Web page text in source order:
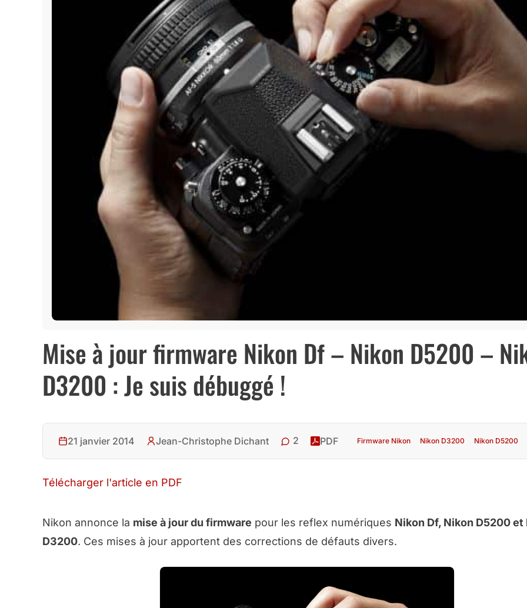
Mise à jour firmware Nikon Df – Nikon D5200 –
D3200 : Je suis débuggé !
21 janvier 2014 Jean-Christophe Dichant 2 PDF Firmware Nikon Nikon D3200 Nikon D5200
Télécharger l'article en PDF
Nikon annonce la mise à jour du firmware pour les reflex numériques Nikon Df, Nikon D5200 et
D3200. Ces mises à jour apportent des corrections de défauts divers.